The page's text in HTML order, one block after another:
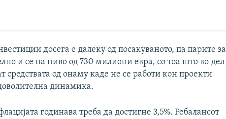
досега е далеку од посакуваното, па парите за
и се на ниво од 730 милиони евра, со тоа што во дел
средствата од онаму каде не се работи кон проекти
динамика.
годинава треба да достигне 3,5%. Ребалансот